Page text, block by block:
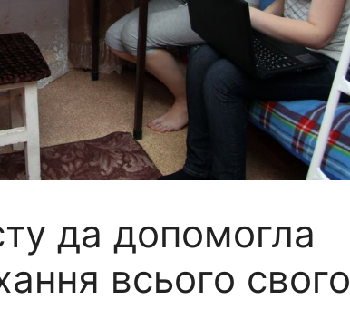
да допомогла
всього свого